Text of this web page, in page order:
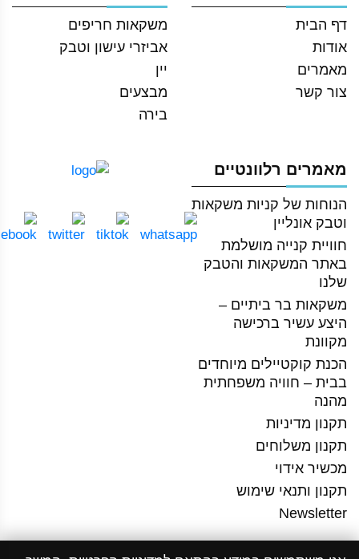
דף הבית
אודות
מאמרים
צור קשר
משקאות חריפים
אביזרי עישון וטבק
יין
מבצעים
בירה
מאמרים רלוונטיים
הנוחות של קניות משקאות
וטבק אונליין
חוויית קנייה מושלמת
באתר המשקאות והטבק
שלנו
משקאות בר ביתיים –
היצע עשיר ברכישה
מקוונת
הכנת קוקטיילים מיוחדים
בבית – חוויה משפחתית
מהנה
תקנון מדיניות
תקנון משלוחים
מכשיר אידוי
תקנון ותנאי שימוש
Newsletter